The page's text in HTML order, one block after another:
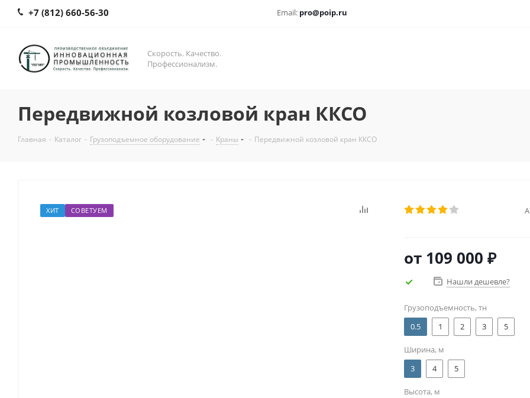
+7 (812) 660-56-30 Email: pro@poip.ru
Скорость. Качество.
Профессионализм.
Передвижной козловой кран ККСО
Главная - Каталог - Грузоподъемное оборудование - Краны - Передвижной козловой кран ККСО
ХИТ СОВЕТУЕМ
от 109 000 ₽
Нашли дешевле?
Грузоподъемность, тн
0.5
1 2 3 5
Ширина, м
3
4 5
Высота, м